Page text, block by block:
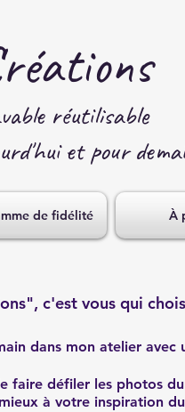
réutilisable
et pour
de fidélité À
c'est vous qui
dans mon atelier
faire défiler les photos
à votre inspiration